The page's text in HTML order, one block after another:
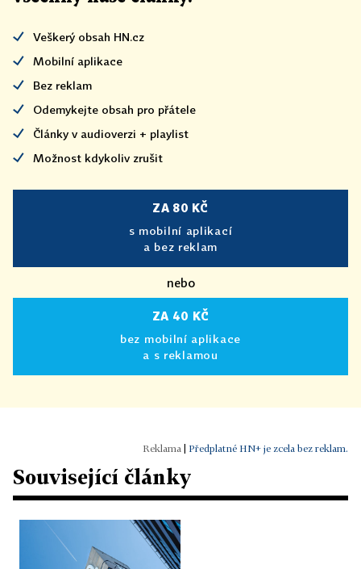
Veškerý obsah HN.cz
Mobilní aplikace
Bez reklam
Odemykejte obsah pro přátele
Články v audioverzi + playlist
Možnost kdykoliv zrušit
ZA 80 KČ
s mobilní aplikací
a bez reklam
nebo
ZA 40 KČ
bez mobilní aplikace
a s reklamou
Předplatné HN+ je zcela bez reklam.
Související články